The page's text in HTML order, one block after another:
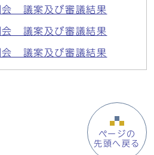
議案及び審議結果
議案及び審議結果
議案及び審議結果
ページの
先頭へ戻る